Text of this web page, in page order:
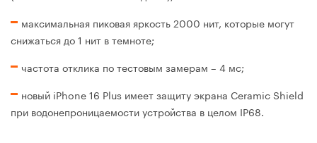
максимальная пиковая яркость 2000 нит, которые могут
снижаться до 1 нит в темноте;
частота отклика по тестовым замерам – 4 мс;
новый iPhone 16 Plus имеет защиту экрана Ceramic Shield
при водонепроницаемости устройства в целом IP68.